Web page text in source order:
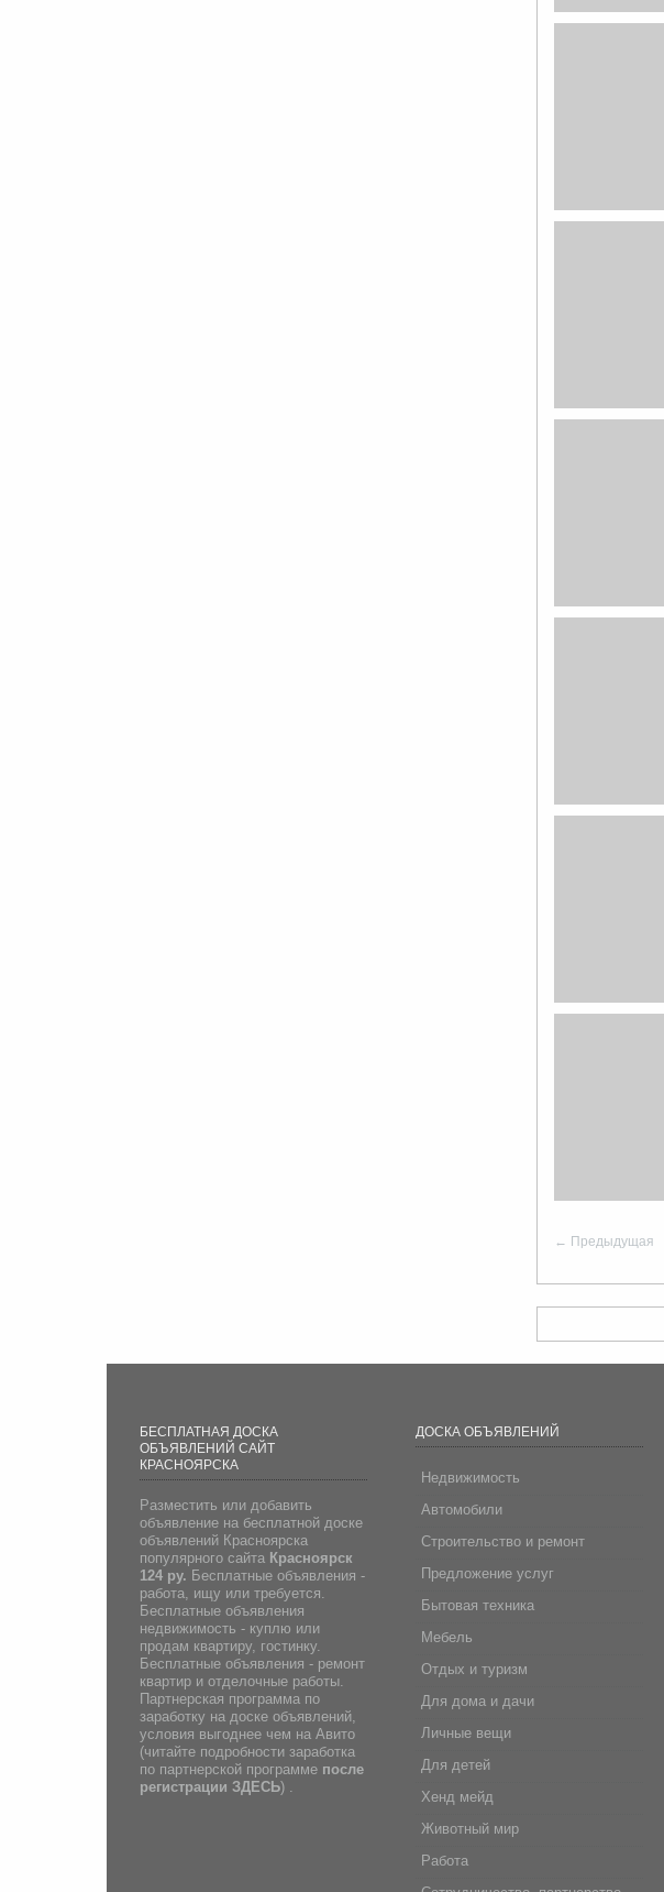
← Предыдущая
БЕСПЛАТНАЯ ДОСКА
ОБЪЯВЛЕНИЙ САЙТ
КРАСНОЯРСКА
Разместить или добавить
объявление на бесплатной доске
объявлений Красноярска
популярного сайта Красноярск
124 ру. Бесплатные объявления -
работа, ищу или требуется.
Бесплатные объявления
недвижимость - куплю или
продам квартиру, гостинку.
Бесплатные объявления - ремонт
квартир и отделочные работы.
Партнерская программа по
заработку на доске объявлений,
условия выгоднее чем на Авито
(читайте подробности заработка
по партнерской программе после
регистрации ЗДЕСЬ) .
ДОСКА ОБЪЯВЛЕНИЙ
Недвижимость
Автомобили
Строительство и ремонт
Предложение услуг
Бытовая техника
Мебель
Отдых и туризм
Для дома и дачи
Личные вещи
Для детей
Хенд мейд
Животный мир
Работа